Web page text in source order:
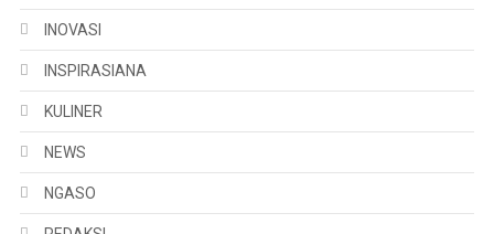
INOVASI
INSPIRASIANA
KULINER
NEWS
NGASO